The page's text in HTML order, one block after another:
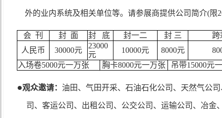
外的业内系统及相关单位等。请参展商提供公司简介(限
会 刊 封 面 封 底 封一二 封 三
跨
人民币
30000元
23000
元
10000元 8000元
入场卷5000元一万张 胸卡8000元一万张 吊带15000元
●观众邀请： 油田、气田开采、石油石化公司、天然气公
司、客运公司、出租公司、公交公司、运输公司、冶金